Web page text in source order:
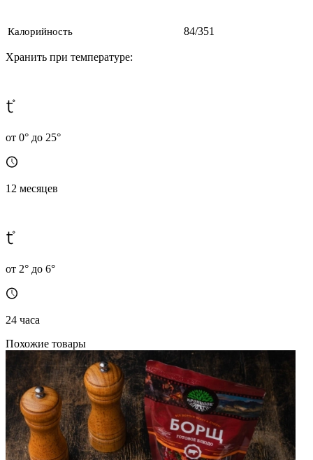
Калорийность 84/351
Хранить при температуре:
от 0° до 25°
12 месяцев
от 2° до 6°
24 часа
Похожие товары